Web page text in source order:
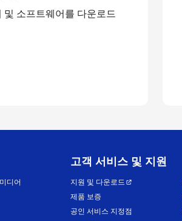
및 소프트웨어를 다운로드
디어
고객 서비스 및 지원
지원 및 다운로드
제품 보증
공인 서비스 지정점